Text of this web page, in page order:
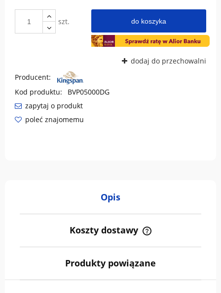
szt. do koszyka
dodaj do przechowalni
Producent:
Kod produktu:
BVP05000DG
zapytaj o produkt
poleć znajomemu
Opis
Koszty dostawy
Cena nie zawiera ewentualnych kosztów płatności
Produkty powiązane